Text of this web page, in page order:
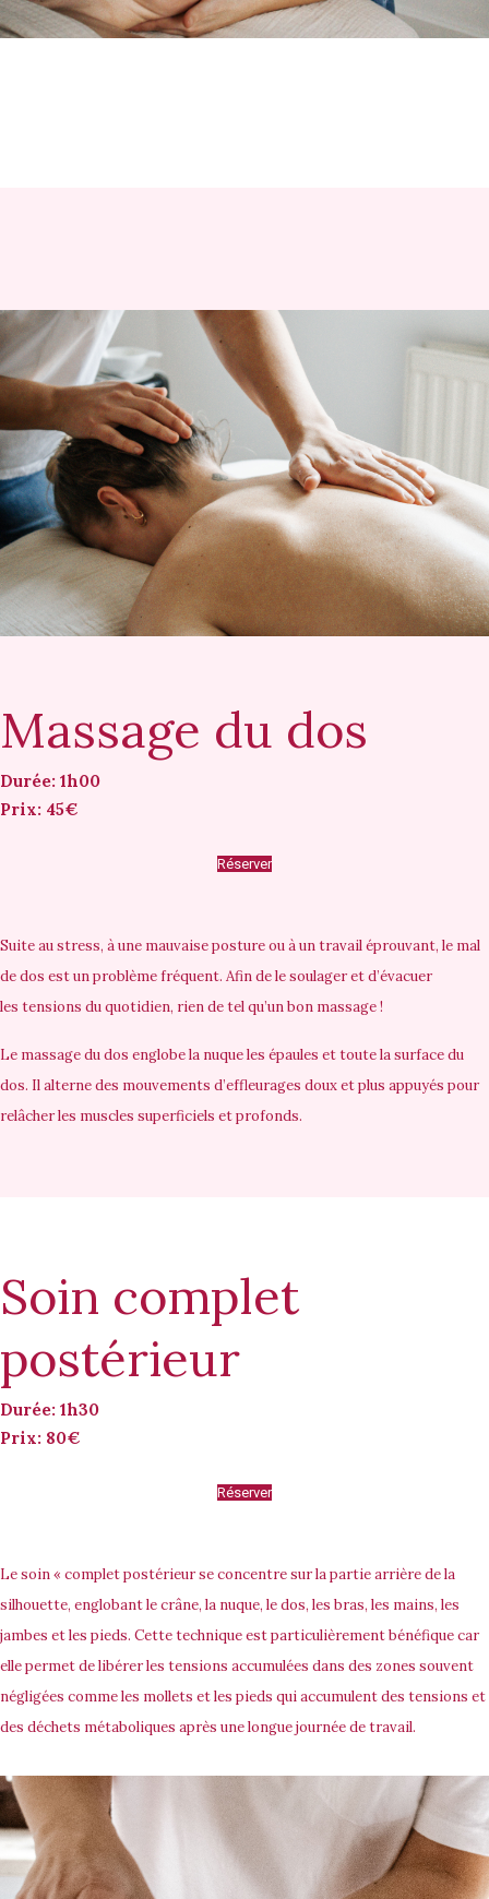
Massage du dos
Durée: 1h00
Prix: 45€
Réserver
Suite au stress, à une mauvaise posture ou à un travail éprouvant, le mal
de dos est un problème fréquent. Afin de le soulager et d’évacuer
les tensions du quotidien, rien de tel qu’un bon massage !
Le massage du dos englobe la nuque les épaules et toute la surface du
dos. Il alterne des mouvements d’effleurages doux et plus appuyés pour
relâcher les muscles superficiels et profonds.
Soin complet
postérieur
Durée: 1h30
Prix: 80€
Réserver
Le soin « complet postérieur se concentre sur la partie arrière de la
silhouette, englobant le crâne, la nuque, le dos, les bras, les mains, les
jambes et les pieds. Cette technique est particulièrement bénéfique car
elle permet de libérer les tensions accumulées dans des zones souvent
négligées comme les mollets et les pieds qui accumulent des tensions et
des déchets métaboliques après une longue journée de travail.